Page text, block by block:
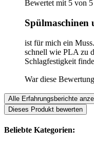
Bewertet mit 5 von 5
Spülmaschinen
ist für mich ein
schnell wie PLA zu
Schlagfestigkeit
War diese
Alle Erfahrungsberichte
Dieses Produkt bewerten
Beliebte Kategorien: